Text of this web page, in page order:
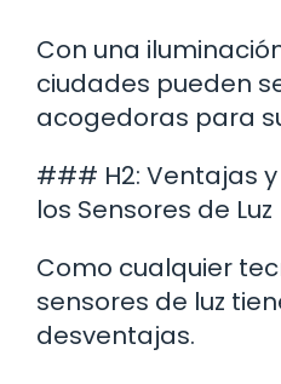
Con una
ciudades pueden
acogedoras para
### H2: Ventajas
los Sensores de Luz
Como cualquier
sensores de luz
desventajas.